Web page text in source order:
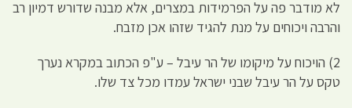
לא מודבר פה על הפרמידות במצרים, אלא מבנה שדורש דמיון רב
והרבה ויכוחים על מנת להגיד שזהו אכן מזבח.
2) הויכוח על מיקומו של הר עיבל – ע"פ הכתוב במקרא נערך
טקס על הר עיבל שבני ישראל עמדו מכל צד שלו.